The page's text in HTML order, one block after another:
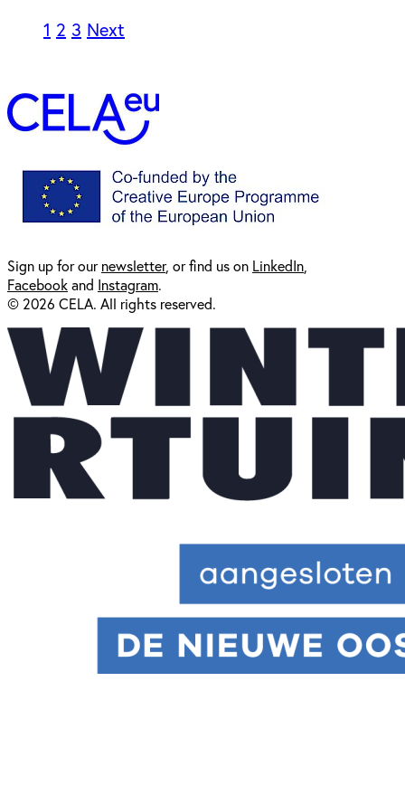
1 2 3 Next
Sign up for ournewsletter, or find us on LinkedIn
Facebookand Instagram.
© 2026 CELA. All rights reserved.